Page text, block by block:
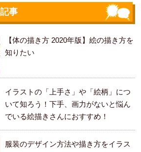
事
【体の描き方 2020年版】絵の描き方を
知りたい
イラストの「上手さ」や「絵柄」につ
いて知ろう！下手、画力がないと悩ん
でいる絵描きさんにおすすめ！
服装のデザイン方法や描き方をイラス